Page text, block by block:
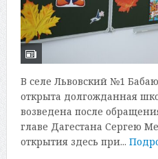
В селе Львовский №1
открыта долгожданная
возведена после
главе Дагестана Сергею
открытия здесь при...